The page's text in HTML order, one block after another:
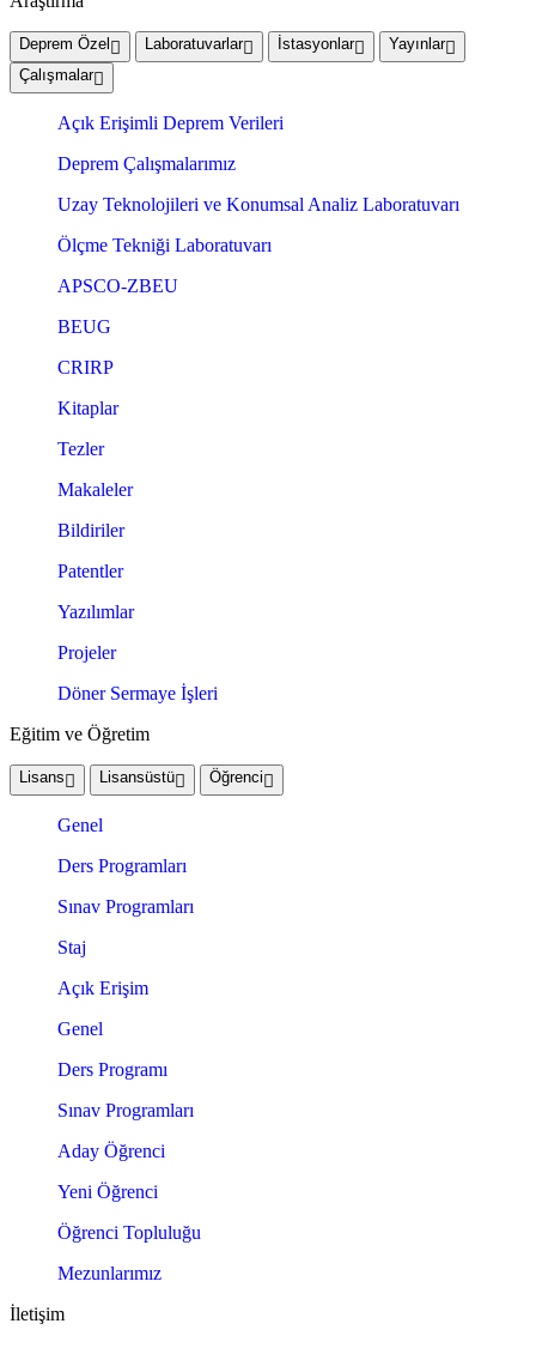
Deprem Özel Laboratuvarlar İstasyonlar
Yayınlar
Çalışmalar
Açık Erişimli Deprem Verileri
Deprem Çalışmalarımız
Uzay Teknolojileri ve Konumsal Analiz Laboratuvarı
Ölçme Tekniği Laboratuvarı
APSCO-ZBEU
BEUG
CRIRP
Kitaplar
Tezler
Makaleler
Bildiriler
Patentler
Yazılımlar
Projeler
Döner Sermaye İşleri
Eğitim ve Öğretim
Lisans Lisansüstü Öğrenci
Genel
Ders Programları
Sınav Programları
Staj
Açık Erişim
Genel
Ders Programı
Sınav Programları
Aday Öğrenci
Yeni Öğrenci
Öğrenci Topluluğu
Mezunlarımız
İletişim